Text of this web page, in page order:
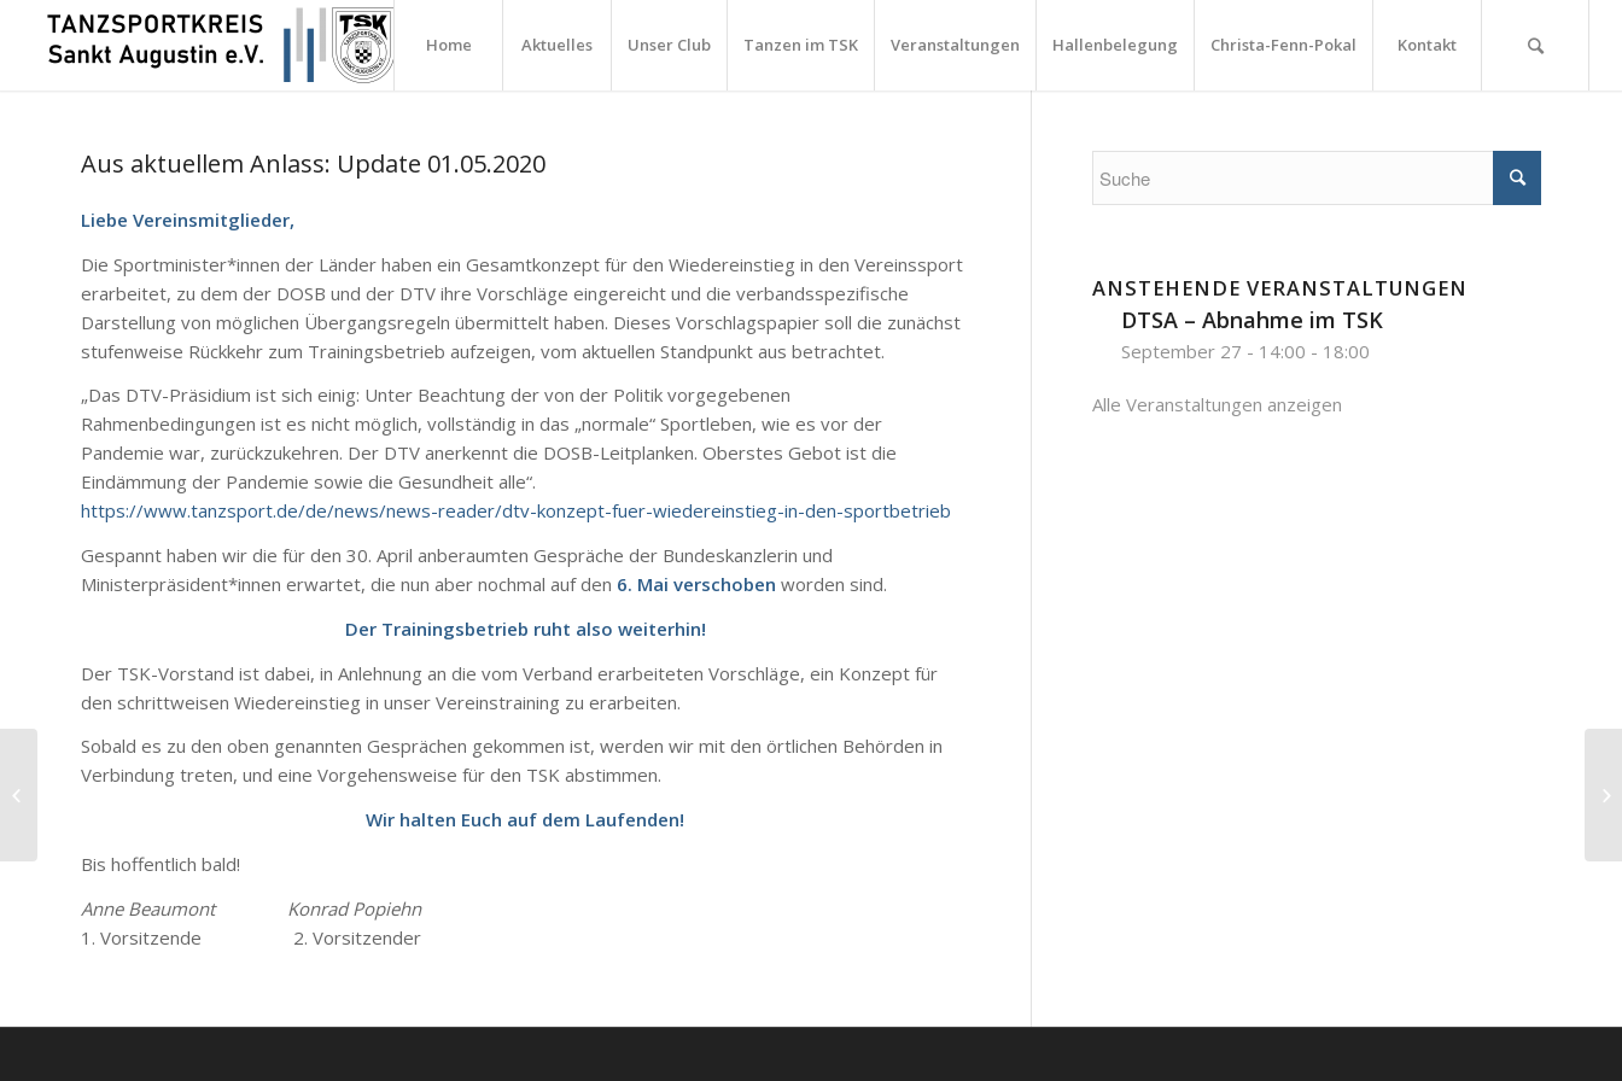
Home Aktuelles Unser Club Tanzen im TSK Veranstaltungen Hallenbelegung Christa-Fenn-Pokal Kontakt
Aus aktuellem Anlass: Update 01.05.2020
Liebe Vereinsmitglieder,
Die Sportminister*innen der Länder haben ein Gesamtkonzept für den Wiedereinstieg in den Vereinssport
erarbeitet, zu dem der DOSB und der DTV ihre Vorschläge eingereicht und die verbandsspezifische
Darstellung von möglichen Übergangsregeln übermittelt haben. Dieses Vorschlagspapier soll die zunächst
stufenweise Rückkehr zum Trainingsbetrieb aufzeigen, vom aktuellen Standpunkt aus betrachtet.
„Das DTV-Präsidium ist sich einig: Unter Beachtung der von der Politik vorgegebenen
Rahmenbedingungen ist es nicht möglich, vollständig in das „normale“ Sportleben, wie es vor der
Pandemie war, zurückzukehren. Der DTV anerkennt die DOSB-Leitplanken. Oberstes Gebot ist die
Eindämmung der Pandemie sowie die Gesundheit alle“.
https://www.tanzsport.de/de/news/news-reader/dtv-konzept-fuer-wiedereinstieg-in-den-sportbetrieb
Gespannt haben wir die für den 30. April anberaumten Gespräche der Bundeskanzlerin und
Ministerpräsident*innen erwartet, die nun aber nochmal auf den 6. Mai verschoben worden sind.
Der Trainingsbetrieb ruht also weiterhin!
Der TSK-Vorstand ist dabei, in Anlehnung an die vom Verband erarbeiteten Vorschläge, ein Konzept für
den schrittweisen Wiedereinstieg in unser Vereinstraining zu erarbeiten.
Sobald es zu den oben genannten Gesprächen gekommen ist, werden wir mit den örtlichen Behörden in
Verbindung treten, und eine Vorgehensweise für den TSK abstimmen.
Wir halten Euch auf dem Laufenden!
Bis hoffentlich bald!
Anne Beaumont Konrad Popiehn
1. Vorsitzende 2. Vorsitzender
ANSTEHENDE VERANSTALTUNGEN
DTSA – Abnahme im TSK
September 27 - 14:00 - 18:00
Alle Veranstaltungen anzeigen
Aus aktuellem Anlass: